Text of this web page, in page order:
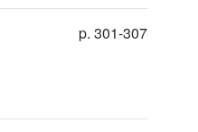
p. 301-307